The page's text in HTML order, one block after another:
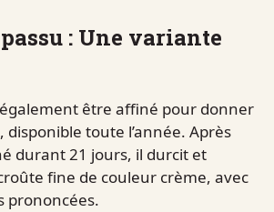
: Une variante
être affiné pour donner
disponible toute l’année. Après
durant 21 jours, il durcit et
fine de couleur crème, avec
prononcées.